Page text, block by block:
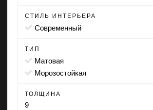
СТИЛЬ ИНТЕРЬЕРА
современный
ТИП
матовая
морозостойкая
ТОЛЩИНА
9